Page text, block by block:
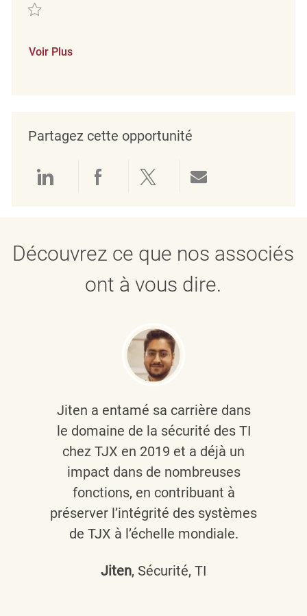
Sauvegarder Verkäufer (m/w/d) REQ136538
Voir Plus
Partagez cette opportunité
Partager via LinkedIn
Partager via Facebook
Partager via twitter
Découvrez ce que nos associés
ont à vous dire.
Jiten a entamé sa carrière dans
le domaine de la sécurité des TI
chez TJX en 2019 et a déjà un
impact dans de nombreuses
fonctions, en contribuant à
préserver l’intégrité des systèmes
de TJX à l’échelle mondiale.
Jiten, Sécurité, TI